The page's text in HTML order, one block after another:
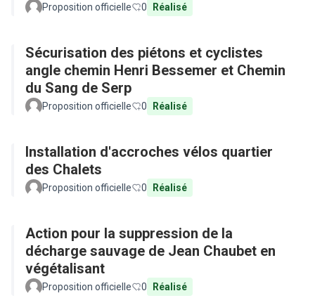
Proposition officielle 0 Réalisé
Sécurisation des piétons et cyclistes
angle chemin Henri Bessemer et Chemin
du Sang de Serp
Proposition officielle 0 Réalisé
Installation d'accroches vélos quartier
des Chalets
Proposition officielle 0 Réalisé
Action pour la suppression de la
décharge sauvage de Jean Chaubet en
végétalisant
Proposition officielle 0 Réalisé